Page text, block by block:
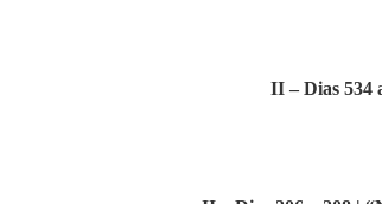
II – Dias 534